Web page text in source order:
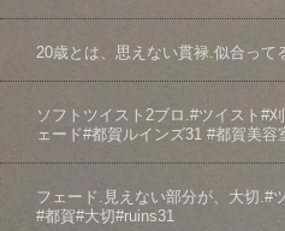
20歳とは、思えない貫禄️.似合って
ソフトツイスト️2ブロ.#ツイスト#
ェード#都賀ルインズ31 #都賀美容
フェード️.見えない部分が、大切️.#
#都賀#大切#ruins31